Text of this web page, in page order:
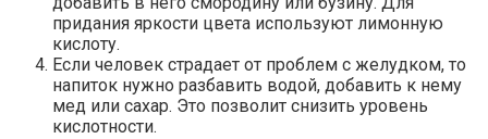
придания яркости цвета используют лимонную
кислоту.
Если человек страдает от проблем с желудком, то
напиток нужно разбавить водой, добавить к нему
мед или сахар. Это позволит снизить уровень
кислотности.